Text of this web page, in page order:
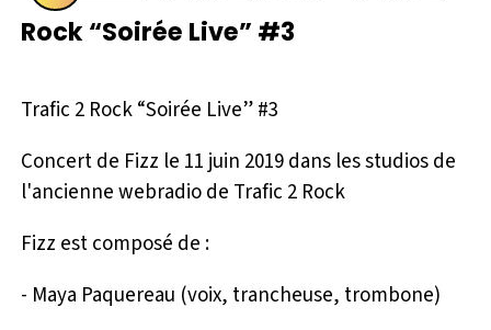
P
l
y
Rock “Soirée Live” #3
Trafic 2 Rock “Soirée Live” #3
Concert de Fizz le 11 juin 2019 dans les studios de
l'ancienne webradio de Trafic 2 Rock
Fizz est composé de :
- Maya Paquereau (voix, trancheuse, trombone)